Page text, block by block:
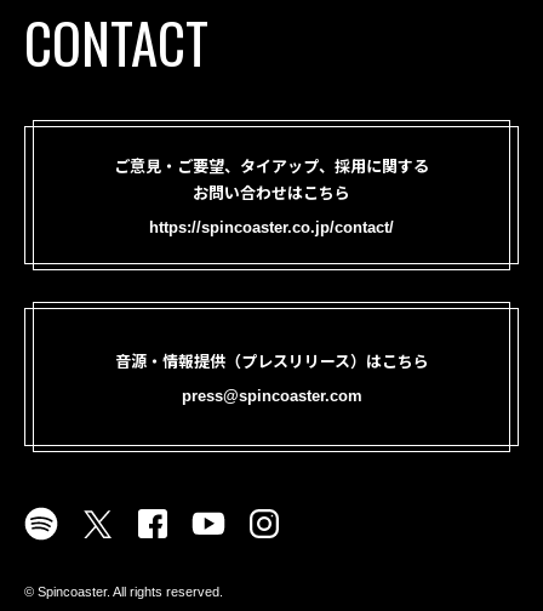
CONTACT
ご意見・ご要望、タイアップ、採用に関する
お問い合わせはこちら
https://spincoaster.co.jp/contact/
音源・情報提供（プレスリリース）はこちら
press@spincoaster.com
©︎ Spincoaster. All rights reserved.